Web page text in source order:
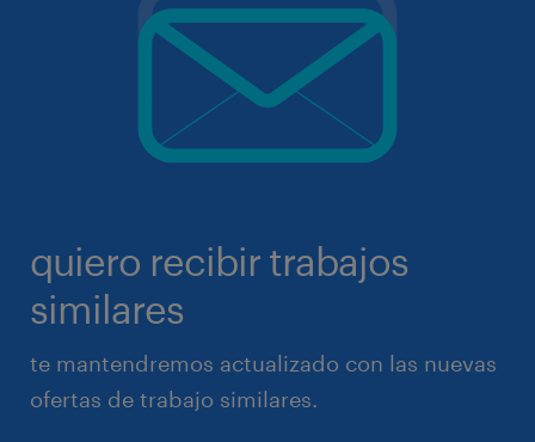
quiero recibir trabajos
similares
te mantendremos actualizado con las nuevas
ofertas de trabajo similares.